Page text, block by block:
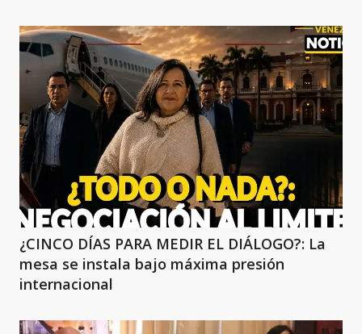
¿CINCO DÍAS PARA MEDIR EL DIÁLOGO?: La
mesa se instala bajo máxima presión
internacional